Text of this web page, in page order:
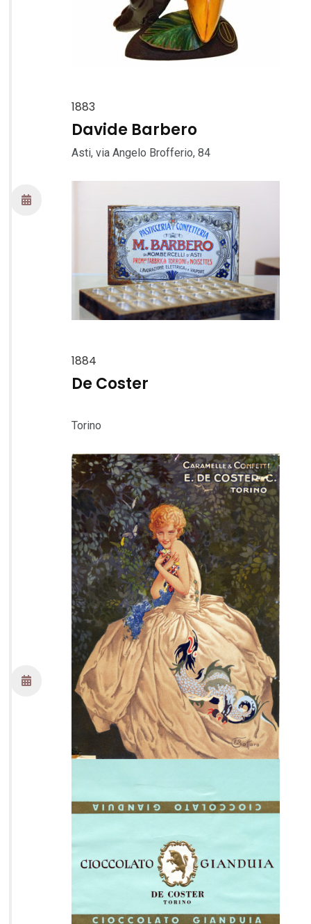
1883
Davide Barbero
Asti, via Angelo Brofferio, 84
1884
De Coster
Torino